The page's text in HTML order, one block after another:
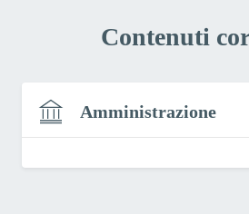
Contenuti
Amministrazione